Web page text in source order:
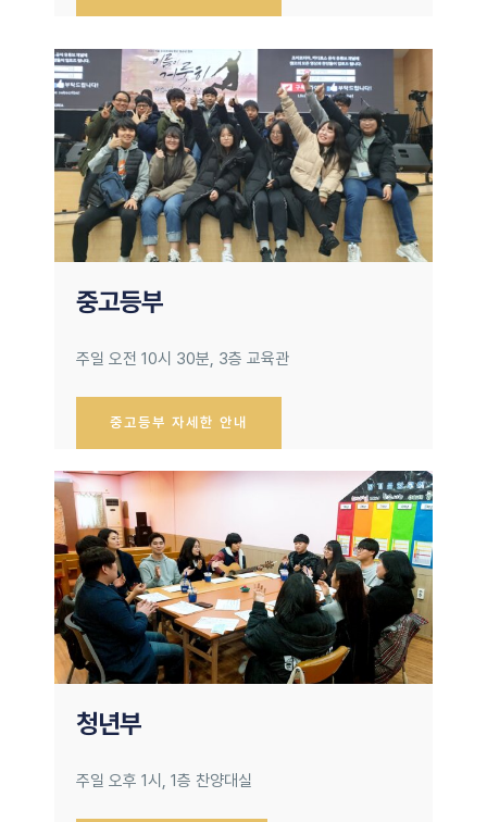
중고등부
주일 오전 10시 30분, 3층 교육관
중고등부 자세한 안내
청년부
주일 오후 1시, 1층 찬양대실